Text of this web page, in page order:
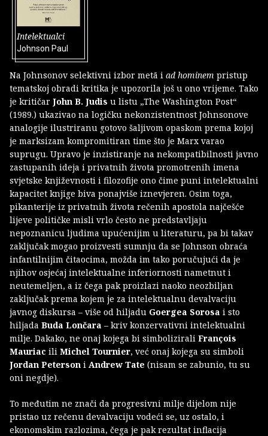
Intelektualci
Johnson Paul
Na Johnsonov selektivni izbor metā i ad hominem pristup
tematskoj obradi kritika je upozorila još u ono vrijeme. Tako
je kritičar John B. Judis u listu „The Washington Post“
(1989.) ukazivao na logičku nekonzistentnost Johnsonove
analogije ilustriranu gotovo šaljivom opaskom prema kojoj
je marksizam kompromitiran time što je Marx varao
suprugu. Upravo je inzistiranje na nekompatibilnosti javno
zastupanih ideja i privatnih života promotrenih imena
svjetske književnosti i filozofije ono čime puni intelektualni
kapacitet knjige biva ponajviše iznevjeren. Osim toga,
pikanterije iz privatnih života rečenih apostola najčešće
lijeve političke misli vrlo često ne predstavljaju
nepoznanicu ljudima upućenijim u literaturu, pa bi takav
zaključak mogao proizvesti sumnju da se Johnson obraća
infantilnijim čitaocima, možda im tako poručujući da je
njihov osjećaj intelektualne inferiornosti nametnut i
neutemeljen, a iz čega pak proizlazi naoko neozbiljan
zaključak prema kojem je za intelektualnu devalvaciju
javnog diskursa – više od hiljadu Goergea Sorosa i sto
hiljada Buda Lončara – kriv konzervativni intelektualni
milje. Dakako, ne onaj kojega bi simbolizirali François
Mauriac ili Michel Tournier, već onaj kojega su simboli
Jordan Peterson i Andrew Tate (nisam se zabunio, tu su
oni negdje).
To međutim ne znači da progresivni milje dijelom nije
pristao uz rečenu devalvaciju vodeći se, uz ostalo, i
ekonomskim razlozima, čega je pak rezultat inflacija